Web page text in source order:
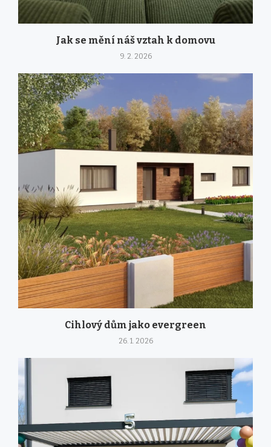
Jak se mění náš vztah k domovu
9. 2. 2026
Cihlový dům jako evergreen
26. 1. 2026